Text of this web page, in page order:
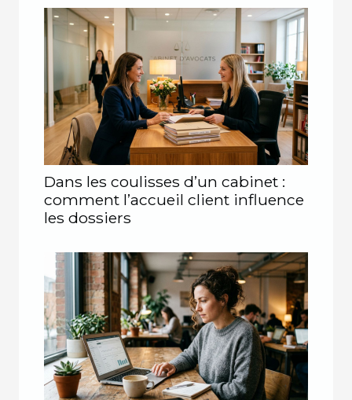
Dans les coulisses d’un cabinet :
comment l’accueil client influence
les dossiers